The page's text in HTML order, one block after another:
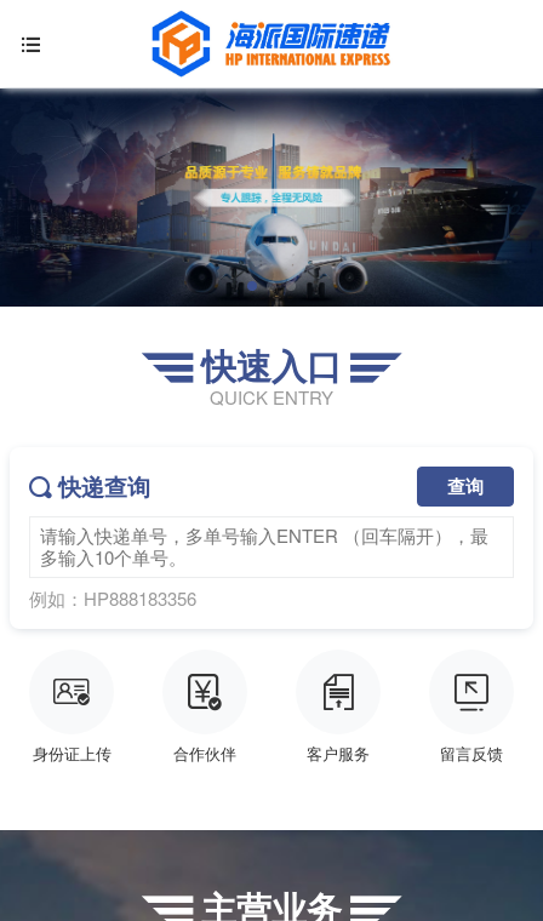

 快速入口 
QUICK ENTRY
 快递查询 查询
例如：HP888183356

身份证上传

合作伙伴

客户服务

留言反馈
 主营业务 